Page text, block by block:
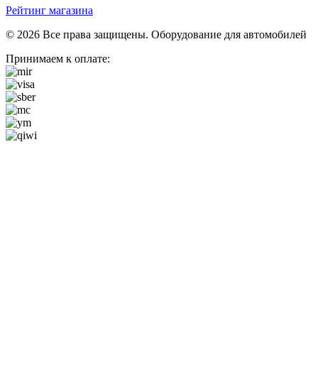
Рейтинг магазина
© 2026 Все права защищены. Оборудование для автомобилей
Принимаем к оплате: